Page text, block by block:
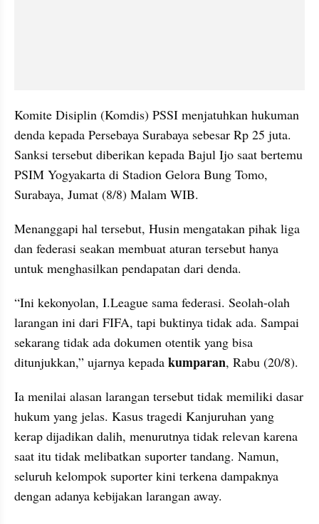
Komite Disiplin (Komdis) PSSI menjatuhkan hukuman
denda kepada Persebaya Surabaya sebesar Rp 25 juta.
Sanksi tersebut diberikan kepada Bajul Ijo saat bertemu
PSIM Yogyakarta di Stadion Gelora Bung Tomo,
Surabaya, Jumat (8/8) Malam WIB.
Menanggapi hal tersebut, Husin mengatakan pihak liga
dan federasi seakan membuat aturan tersebut hanya
untuk menghasilkan pendapatan dari denda.
“Ini kekonyolan, I.League sama federasi. Seolah-olah
larangan ini dari FIFA, tapi buktinya tidak ada. Sampai
sekarang tidak ada dokumen otentik yang bisa
ditunjukkan,” ujarnya kepada kumparan, Rabu (20/8).
Ia menilai alasan larangan tersebut tidak memiliki dasar
hukum yang jelas. Kasus tragedi Kanjuruhan yang
kerap dijadikan dalih, menurutnya tidak relevan karena
saat itu tidak melibatkan suporter tandang. Namun,
seluruh kelompok suporter kini terkena dampaknya
dengan adanya kebijakan larangan away.